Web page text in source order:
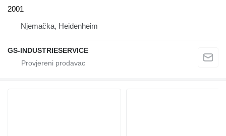
2001
Njemačka, Heidenheim
GS-INDUSTRIESERVICE